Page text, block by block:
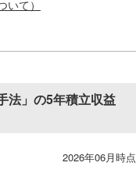
て）
法」の5年積立収益
2026年06月時点